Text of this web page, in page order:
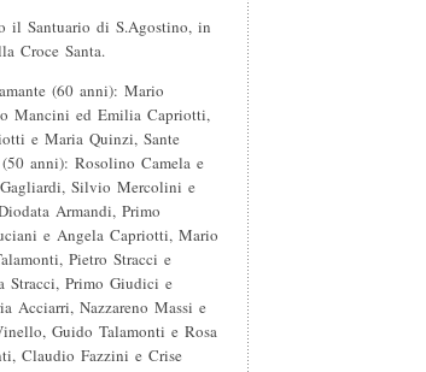
il Santuario di S.Agostino, in
Croce Santa.
(60 anni): Mario
Mancini ed Emilia Capriotti,
e Maria Quinzi, Sante
anni): Rosolino Camela e
Silvio Mercolini e
Armandi, Primo
e Angela Capriotti, Mario
Pietro Stracci e
Stracci, Primo Giudici e
Acciarri, Nazzareno Massi e
Guido Talamonti e Rosa
Claudio Fazzini e Crise